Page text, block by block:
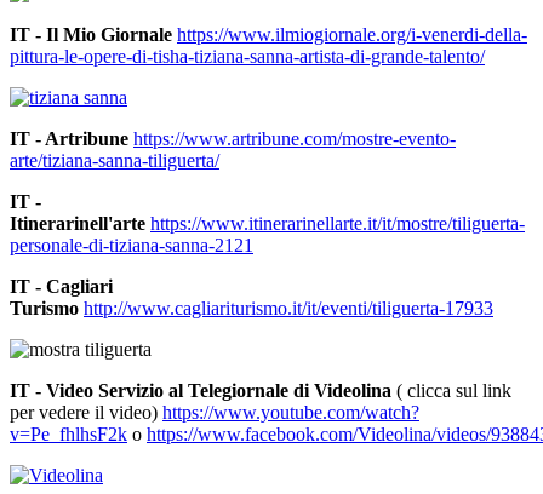
IT - Il Mio Giornale https://www.ilmiogiornale.org/i-venerdi-della-
pittura-le-opere-di-tisha-tiziana-sanna-artista-di-grande-talento/
IT - Artribune https://www.artribune.com/mostre-evento-
arte/tiziana-sanna-tiliguerta/
IT -
Itinerarinell'arte https://www.itinerarinellarte.it/it/mostre/tiliguerta-
personale-di-tiziana-sanna-2121
IT - Cagliari
Turismo http://www.cagliariturismo.it/it/eventi/tiliguerta-17933
IT - Video Servizio al Telegiornale di Videolina ( clicca sul link
per vedere il video) https://www.youtube.com/watch?
v=Pe_fhlhsF2k o https://www.facebook.com/Videolina/videos/